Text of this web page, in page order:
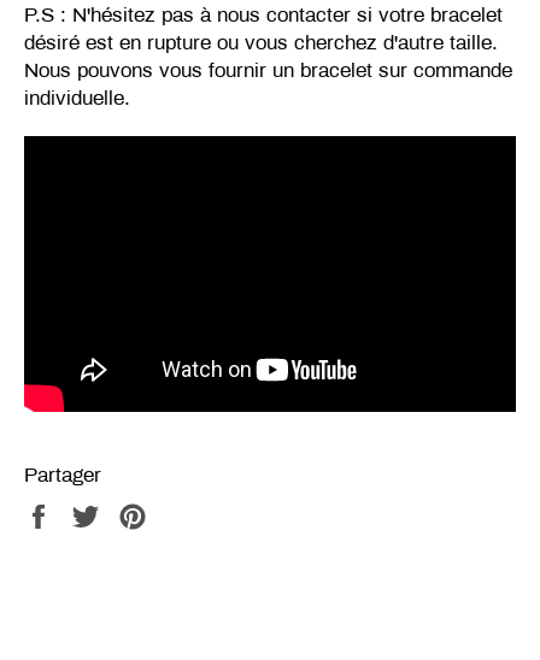
P.S : N'hésitez pas à nous contacter si votre bracelet
désiré est en rupture ou vous cherchez d'autre taille.
Nous pouvons vous fournir un bracelet sur commande
individuelle.
Partager
PartagerTweeter